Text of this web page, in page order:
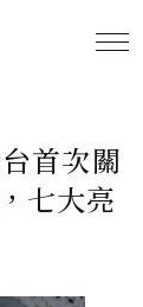
首次關
七大亮